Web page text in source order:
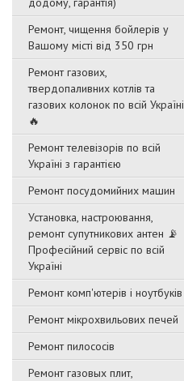
Ремонт, чищення бойлерів у
Вашому місті від 350 грн
Ремонт газових,
твердопаливних котлів та
газових колонок по всій Україні
🔥
Ремонт телевізорів по всій
Україні з гарантією
Ремонт посудомийних машин
Установка, настроювання,
ремонт супутникових антен 📡
Професійний сервіс по всій
Україні
Ремонт комп'ютерів і ноутбуків
Ремонт мікрохвильових печей
Ремонт пилососів
Ремонт газовых плит,